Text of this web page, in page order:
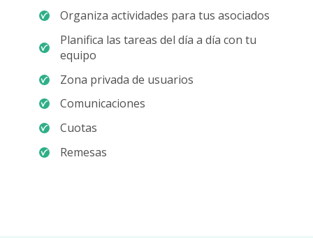
Organiza actividades para tus asociados
Planifica las tareas del día a día con tu
equipo
Zona privada de usuarios
Comunicaciones
Cuotas
Remesas